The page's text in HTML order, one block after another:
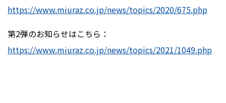
https://www.miuraz.co.jp/news/topics/2020/675.php
第2弾のお知らせはこちら：
https://www.miuraz.co.jp/news/topics/2021/1049.php